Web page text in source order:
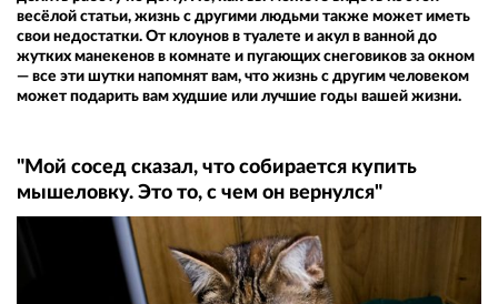
весёлой статьи, жизнь с другими людьми также может иметь
свои недостатки. От клоунов в туалете и акул в ванной до
жутких манекенов в комнате и пугающих снеговиков за окном
— все эти шутки напомнят вам, что жизнь с другим человеком
может подарить вам худшие или лучшие годы вашей жизни.
"Мой сосед сказал, что собирается купить
мышеловку. Это то, с чем он вернулся"